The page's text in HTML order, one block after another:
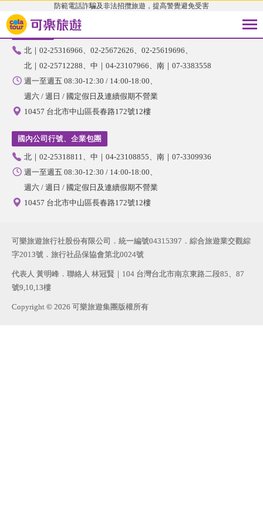
防範電話詐騙及非法招攬旅遊，提高警覺避免受害
國內旅遊
北｜02-25316966 02-25672626
02-25619696
北｜02-25712288
中｜04-23107966
南｜07-3383558
週一至週五 08:30-12:30 / 14:00-18:00
週六 / 週日 / 國定假日及連續假期不營業
10457 台北市中山區長春路172號12樓
國內公司行號、企業包團
北｜02-25318811 中｜04-23108855
南｜07-3309936
週一至週五 08:30-12:30 / 14:00-18:00
週六 / 週日 / 國定假日及連續假期不營業
10457 台北市中山區長春路172號12樓
可樂旅遊旅行社股份有限公司．統一編號04315397．綜合旅遊業交觀綜
字2013號．旅行社品保協會第北0024號
代表人 黃明峰．聯絡人 林冠賢｜104 台灣台北市南京東路二段85、87
號9,10,13樓
Copyright © 2026 可樂旅遊集團版權所有